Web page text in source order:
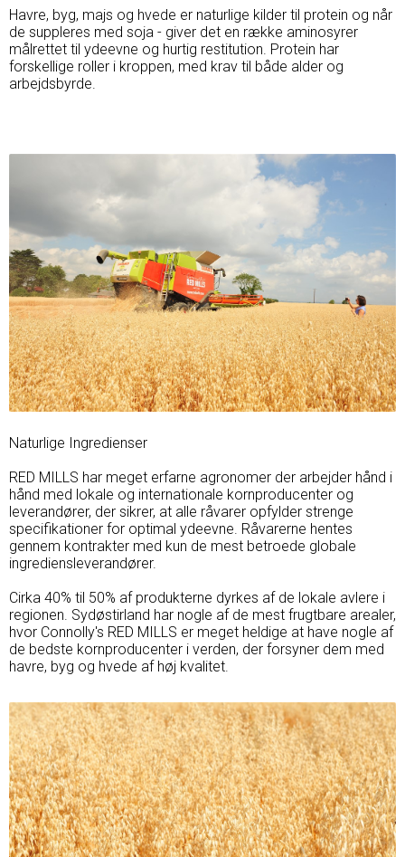
Havre, byg, majs og hvede er naturlige kilder til protein og når
de suppleres med soja - giver det en række aminosyrer
målrettet til ydeevne og hurtig restitution. Protein har
forskellige roller i kroppen, med krav til både alder og
arbejdsbyrde.
Naturlige Ingredienser
RED MILLS har meget erfarne agronomer der arbejder hånd i
hånd med lokale og internationale kornproducenter og
leverandører, der sikrer, at alle råvarer opfylder strenge
specifikationer for optimal ydeevne. Råvarerne hentes
gennem kontrakter med kun de mest betroede globale
ingrediensleverandører.
Cirka 40% til 50% af produkterne dyrkes af de lokale avlere i
regionen. Sydøstirland har nogle af de mest frugtbare arealer,
hvor Connolly's RED MILLS er meget heldige at have nogle af
de bedste kornproducenter i verden, der forsyner dem med
havre, byg og hvede af høj kvalitet.